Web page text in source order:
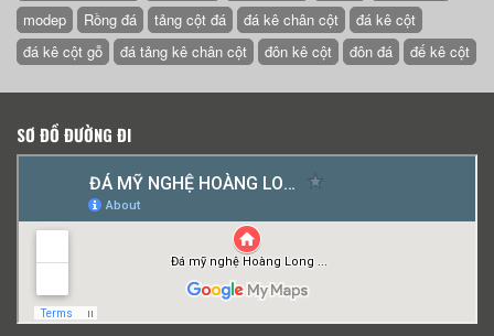
modep
Rồng đá tảng cột đá đá kê chân cột
đá kê cột
đá kê cột gỗ
đá tảng kê chân cột đôn kê cột đôn đá đế kê cột
SƠ ĐỒ ĐƯỜNG ĐI